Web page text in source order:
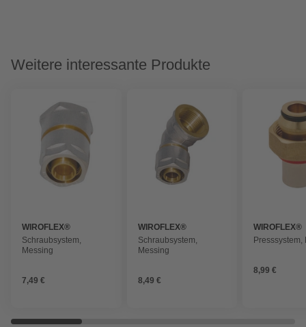
Weitere interessante Produkte
WIROFLEX®
Schraubsystem,
Messing
7,49 €
WIROFLEX®
Schraubsystem,
Messing
8,49 €
WIROFLEX®
Presssystem,
8,99 €